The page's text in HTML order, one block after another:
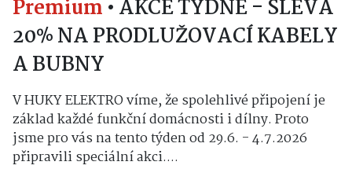
Premium • AKCE TÝDNE - SLEVA
20% NA PRODLUŽOVACÍ KABELY
A BUBNY
V HUKY ELEKTRO víme, že spolehlivé připojení je
základ každé funkční domácnosti i dílny. Proto
jsme pro vás na tento týden od 29.6. - 4.7.2026
připravili speciální akci....